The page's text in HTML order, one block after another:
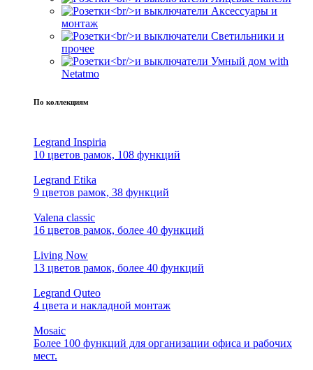
Аксессуары и
монтаж
Светильники и
прочее
Умный дом with
Netatmo
По коллекциям
Legrand Inspiria
10 цветов рамок, 108 функций
Legrand Etika
9 цветов рамок, 38 функций
Valena classic
16 цветов рамок, более 40 функций
Living Now
13 цветов рамок, более 40 функций
Legrand Quteo
4 цвета и накладной монтаж
Mosaic
Более 100 функций для организации офиса и рабочих
мест.